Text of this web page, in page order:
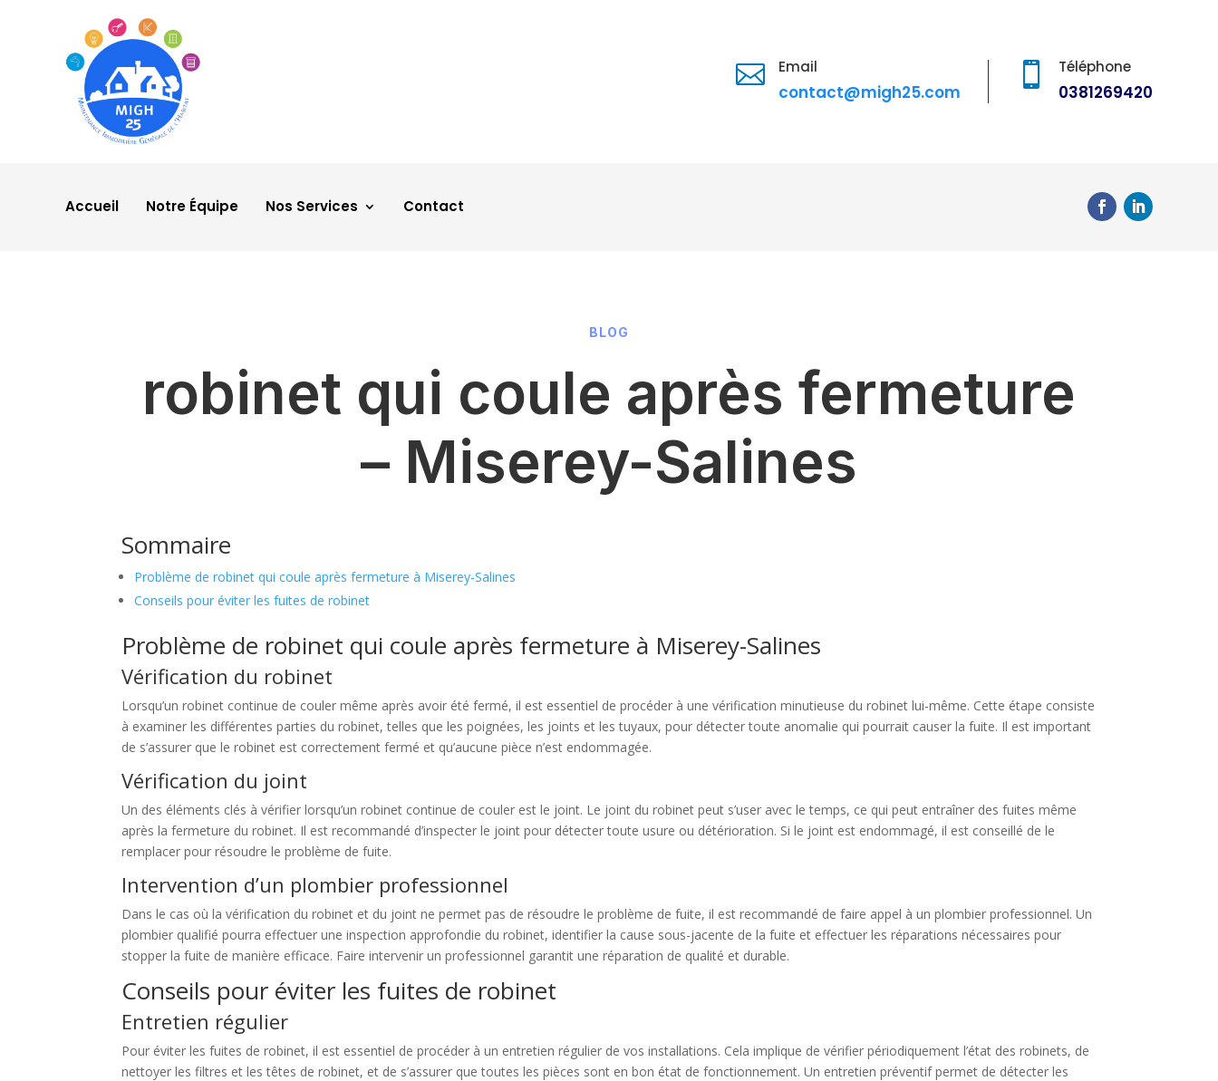
 Email
contact@migh25.com
 Téléphone
0381269420
Accueil Notre Équipe Nos Services Contact
BLOG
robinet qui coule après fermeture
– Miserey-Salines
Sommaire
Problème de robinet qui coule après fermeture à Miserey-Salines
Conseils pour éviter les fuites de robinet
Problème de robinet qui coule après fermeture à Miserey-Salines
Vérification du robinet
Lorsqu’un robinet continue de couler même après avoir été fermé, il est essentiel de procéder à une vérification minutieuse du robinet lui-même. Cette étape consiste
à examiner les différentes parties du robinet, telles que les poignées, les joints et les tuyaux, pour détecter toute anomalie qui pourrait causer la fuite. Il est important
de s’assurer que le robinet est correctement fermé et qu’aucune pièce n’est endommagée.
Vérification du joint
Un des éléments clés à vérifier lorsqu’un robinet continue de couler est le joint. Le joint du robinet peut s’user avec le temps, ce qui peut entraîner des fuites même
après la fermeture du robinet. Il est recommandé d’inspecter le joint pour détecter toute usure ou détérioration. Si le joint est endommagé, il est conseillé de le
remplacer pour résoudre le problème de fuite.
Intervention d’un plombier professionnel
Dans le cas où la vérification du robinet et du joint ne permet pas de résoudre le problème de fuite, il est recommandé de faire appel à un plombier professionnel. Un
plombier qualifié pourra effectuer une inspection approfondie du robinet, identifier la cause sous-jacente de la fuite et effectuer les réparations nécessaires pour
stopper la fuite de manière efficace. Faire intervenir un professionnel garantit une réparation de qualité et durable.
Conseils pour éviter les fuites de robinet
Entretien régulier
Pour éviter les fuites de robinet, il est essentiel de procéder à un entretien régulier de vos installations. Cela implique de vérifier périodiquement l’état des robinets, de
nettoyer les filtres et les têtes de robinet, et de s’assurer que toutes les pièces sont en bon état de fonctionnement. Un entretien préventif permet de détecter les